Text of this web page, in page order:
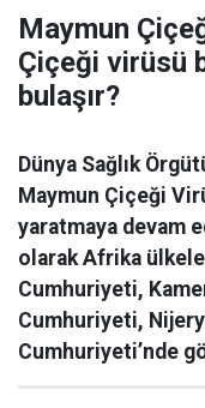
Maymun
Çiçeği virüsü
bulaşır?
Dünya Sağlık
Maymun Çiçeği
yaratmaya devam
olarak Afrika
Cumhuriyeti,
Cumhuriyeti,
Cumhuriyeti’nde